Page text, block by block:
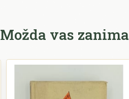
Možda vas zanima